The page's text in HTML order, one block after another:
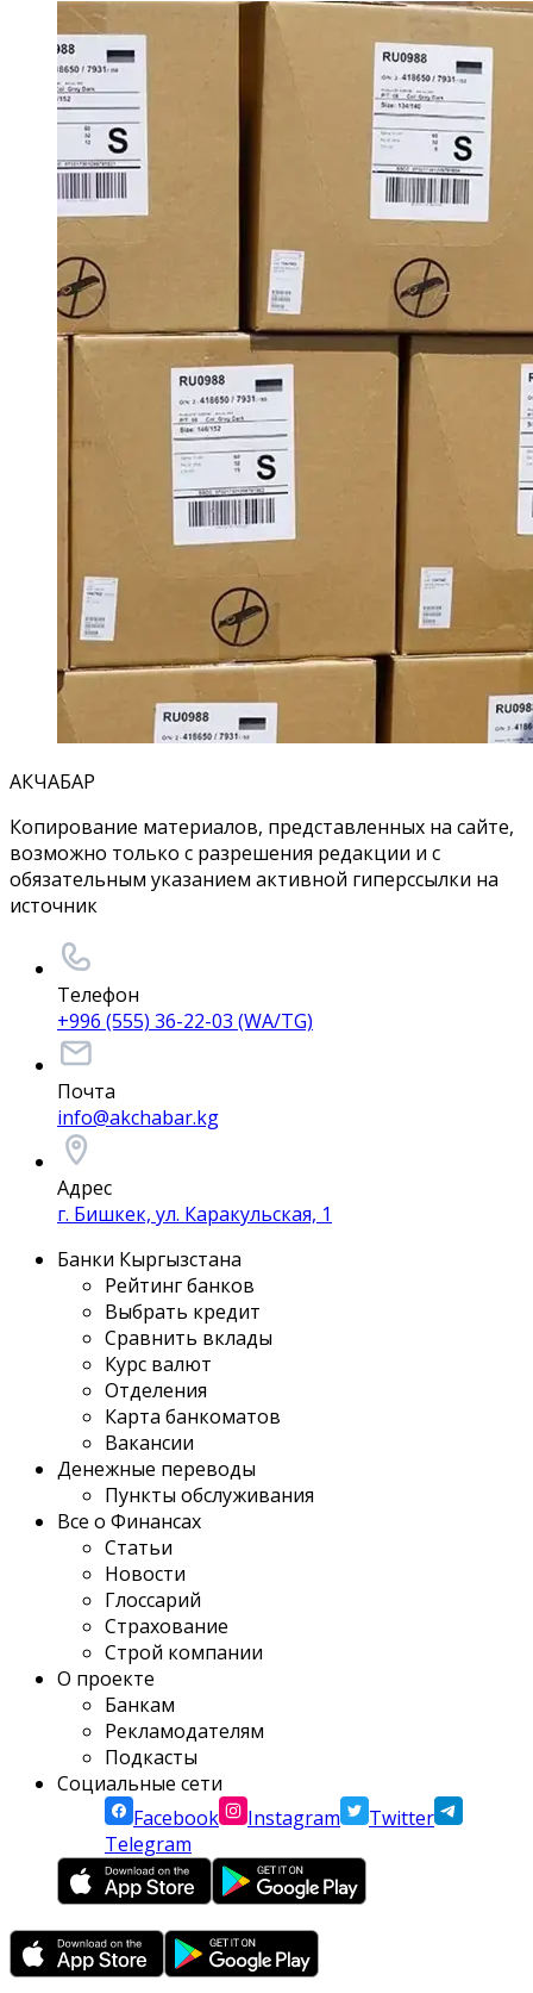
АКЧАБАР
Копирование материалов, представленных на сайте,
возможно только с разрешения редакции и с
обязательным указанием активной гиперссылки на
источник
Телефон
+996 (555) 36-22-03 (WA/TG)
Почта
info@akchabar.kg
Адрес
г. Бишкек, ул. Каракульская, 1
Банки Кыргызстана
Рейтинг банков
Выбрать кредит
Сравнить вклады
Курс валют
Отделения
Карта банкоматов
Вакансии
Денежные переводы
Пункты обслуживания
Все о Финансах
Статьи
Новости
Глоссарий
Страхование
Строй компании
О проекте
Банкам
Рекламодателям
Подкасты
Социальные сети
Facebook
Instagram
Twitter
Telegram